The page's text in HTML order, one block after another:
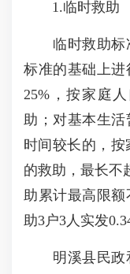
1.临时救助
临时救助标
标准的基础上
25%，按家庭
助；对基本生
时间较长的，按
的救助，最长不
助累计最高限额
助3户3人实发
明溪县民政